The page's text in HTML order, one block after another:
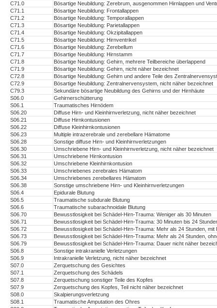
C71.0
Bösartige Neubildung: Zerebrum, ausgenommen Hirnlappen und
C71.1
Bösartige Neubildung: Frontallappen
C71.2
Bösartige Neubildung: Temporallappen
C71.3
Bösartige Neubildung: Parietallappen
C71.4
Bösartige Neubildung: Okzipitallappen
C71.5
Bösartige Neubildung: Hirnventrikel
C71.6
Bösartige Neubildung: Zerebellum
C71.7
Bösartige Neubildung: Hirnstamm
C71.8
Bösartige Neubildung: Gehirn, mehrere Teilbereiche überlappend
C71.9
Bösartige Neubildung: Gehirn, nicht näher bezeichnet
C72.8
Bösartige Neubildung: Gehirn und andere Teile des
C72.9
Bösartige Neubildung: Zentralnervensystem, nicht näher bezeichnet
C79.3
Sekundäre bösartige Neubildung des Gehirns und der Hirnhäute
S06.0
Gehirnerschütterung
S06.1
Traumatisches Hirnödem
S06.20
Diffuse Hirn- und Kleinhirnverletzung, nicht näher bezeichnet
S06.21
Diffuse Hirnkontusionen
S06.22
Diffuse Kleinhirnkontusionen
S06.23
Multiple intrazerebrale und zerebellare Hämatome
S06.28
Sonstige diffuse Hirn- und Kleinhirnverletzungen
S06.30
Umschriebene Hirn- und Kleinhirnverletzung, nicht näher bezeichnet
S06.31
Umschriebene Hirnkontusion
S06.32
Umschriebene Kleinhirnkontusion
S06.33
Umschriebenes zerebrales Hämatom
S06.34
Umschriebenes zerebellares Hämatom
S06.38
Sonstige umschriebene Hirn- und Kleinhirnverletzungen
S06.4
Epidurale Blutung
S06.5
Traumatische subdurale Blutung
S06.6
Traumatische subarachnoidale Blutung
S06.70
Bewusstlosigkeit bei Schädel-Hirn-Trauma: Weniger als 30 Minuten
S06.71
Bewusstlosigkeit bei Schädel-Hirn-Trauma: 30 Minuten bis 24
S06.72
Bewusstlosigkeit bei Schädel-Hirn-Trauma: Mehr als 24 Stunden,
S06.73
Bewusstlosigkeit bei Schädel-Hirn-Trauma: Mehr als 24 Stunden,
S06.79
Bewusstlosigkeit bei Schädel-Hirn-Trauma: Dauer nicht näher
S06.8
Sonstige intrakranielle Verletzungen
S06.9
Intrakranielle Verletzung, nicht näher bezeichnet
S07.0
Zerquetschung des Gesichtes
S07.1
Zerquetschung des Schädels
S07.8
Zerquetschung sonstiger Teile des Kopfes
S07.9
Zerquetschung des Kopfes, Teil nicht näher bezeichnet
S08.0
Skalpierungsverletzung
S08.1
Traumatische Amputation des Ohres